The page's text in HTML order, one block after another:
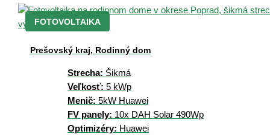
FOTOVOLTAIKA
Prešovský kraj, Rodinný dom
Strecha: Šikmá
Veľkosť: 5 kWp
Menič: 5kW Huawei
FV panely: 10x DAH Solar 490Wp
Optimizéry: Huawei